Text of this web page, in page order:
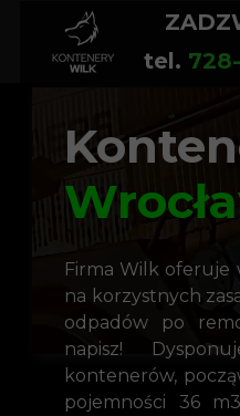
tel.
Firma Wilk oferuje
na korzystnych
odpadów po
napisz!
kontenerów,
pojemności 36